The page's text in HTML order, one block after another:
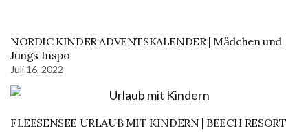
NORDIC KINDER ADVENTSKALENDER | Mädchen und
Jungs Inspo
Juli 16, 2022
FLEESENSEE URLAUB MIT KINDERN | BEECH RESORT